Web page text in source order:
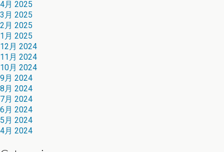
4月 2025
3月 2025
2月 2025
1月 2025
12月 2024
11月 2024
10月 2024
9月 2024
8月 2024
7月 2024
6月 2024
5月 2024
4月 2024